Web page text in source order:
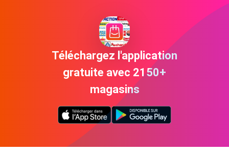
Téléchargez l'application
gratuite avec 2150+
magasins